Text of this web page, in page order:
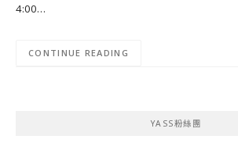
4:00…
CONTINUE READING
YASS粉絲團